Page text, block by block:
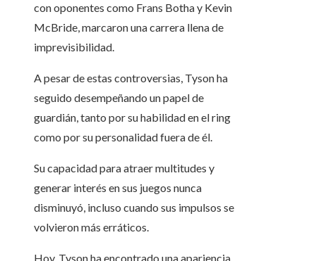
con oponentes como Frans Botha y Kevin
McBride, marcaron una carrera llena de
imprevisibilidad.
A pesar de estas controversias, Tyson ha
seguido desempeñando un papel de
guardián, tanto por su habilidad en el ring
como por su personalidad fuera de él.
Su capacidad para atraer multitudes y
generar interés en sus juegos nunca
disminuyó, incluso cuando sus impulsos se
volvieron más erráticos.
Hoy, Tyson ha encontrado una apariencia